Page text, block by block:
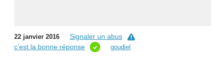
22 janvier 2016
Signaler un abus
c’est la bonne réponse
goudiel